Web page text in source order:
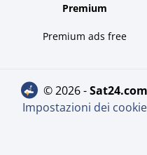
Premium
Premium ads free
© 2026 - sat24.com
Impostazioni dei cookie